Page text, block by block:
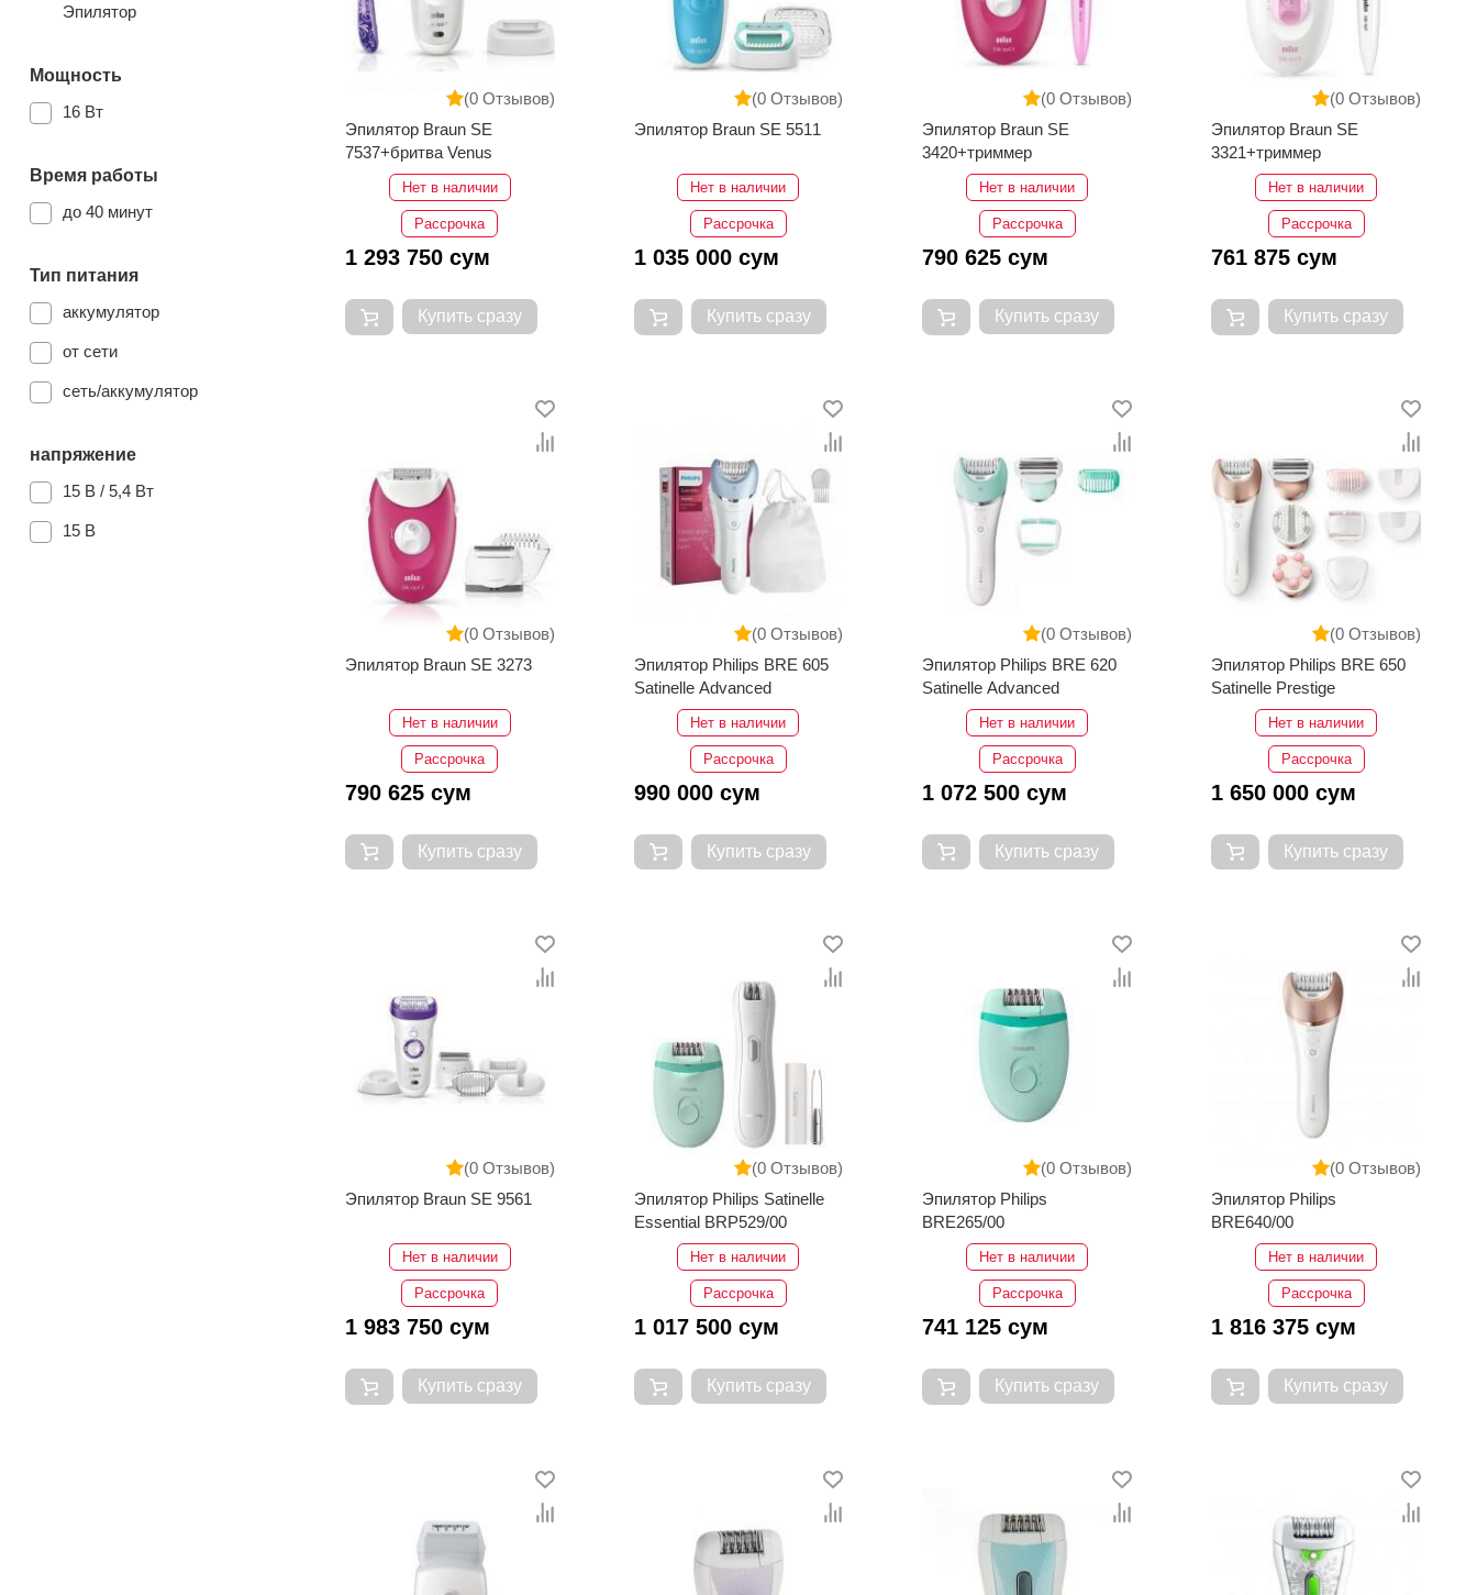
Эпилятор
Мощность
16 Вт
Время работы
до 40 минут
Тип питания
аккумулятор
от сети
сеть/аккумулятор
напряжение
15 В / 5,4 Вт
15 В
(0 Отзывов)
Эпилятор Braun SE
7537+бритва Venus
Нет в наличии
Рассрочка
1 293 750 сум
Купить сразу
(0 Отзывов)
Эпилятор Braun SE 5511
Нет в наличии
Рассрочка
1 035 000 сум
Купить сразу
(0 Отзывов)
Эпилятор Braun SE
3420+триммер
Нет в наличии
Рассрочка
790 625 сум
Купить сразу
(0 Отзывов)
Эпилятор Braun SE
3321+триммер
Нет в наличии
Рассрочка
761 875 сум
Купить сразу
(0 Отзывов)
Эпилятор Braun SE 3273
Нет в наличии
Рассрочка
790 625 сум
Купить сразу
(0 Отзывов)
Эпилятор Philips BRE 605
Satinelle Advanced
Нет в наличии
Рассрочка
990 000 сум
Купить сразу
(0 Отзывов)
Эпилятор Philips BRE 620
Satinelle Advanced
Нет в наличии
Рассрочка
1 072 500 сум
Купить сразу
(0 Отзывов)
Эпилятор Philips BRE 650
Satinelle Prestige
Нет в наличии
Рассрочка
1 650 000 сум
Купить сразу
(0 Отзывов)
Эпилятор Braun SE 9561
Нет в наличии
Рассрочка
1 983 750 сум
Купить сразу
(0 Отзывов)
Эпилятор Philips Satinelle
Essential BRP529/00
Нет в наличии
Рассрочка
1 017 500 сум
Купить сразу
(0 Отзывов)
Эпилятор Philips
BRE265/00
Нет в наличии
Рассрочка
741 125 сум
Купить сразу
(0 Отзывов)
Эпилятор Philips
BRE640/00
Нет в наличии
Рассрочка
1 816 375 сум
Купить сразу